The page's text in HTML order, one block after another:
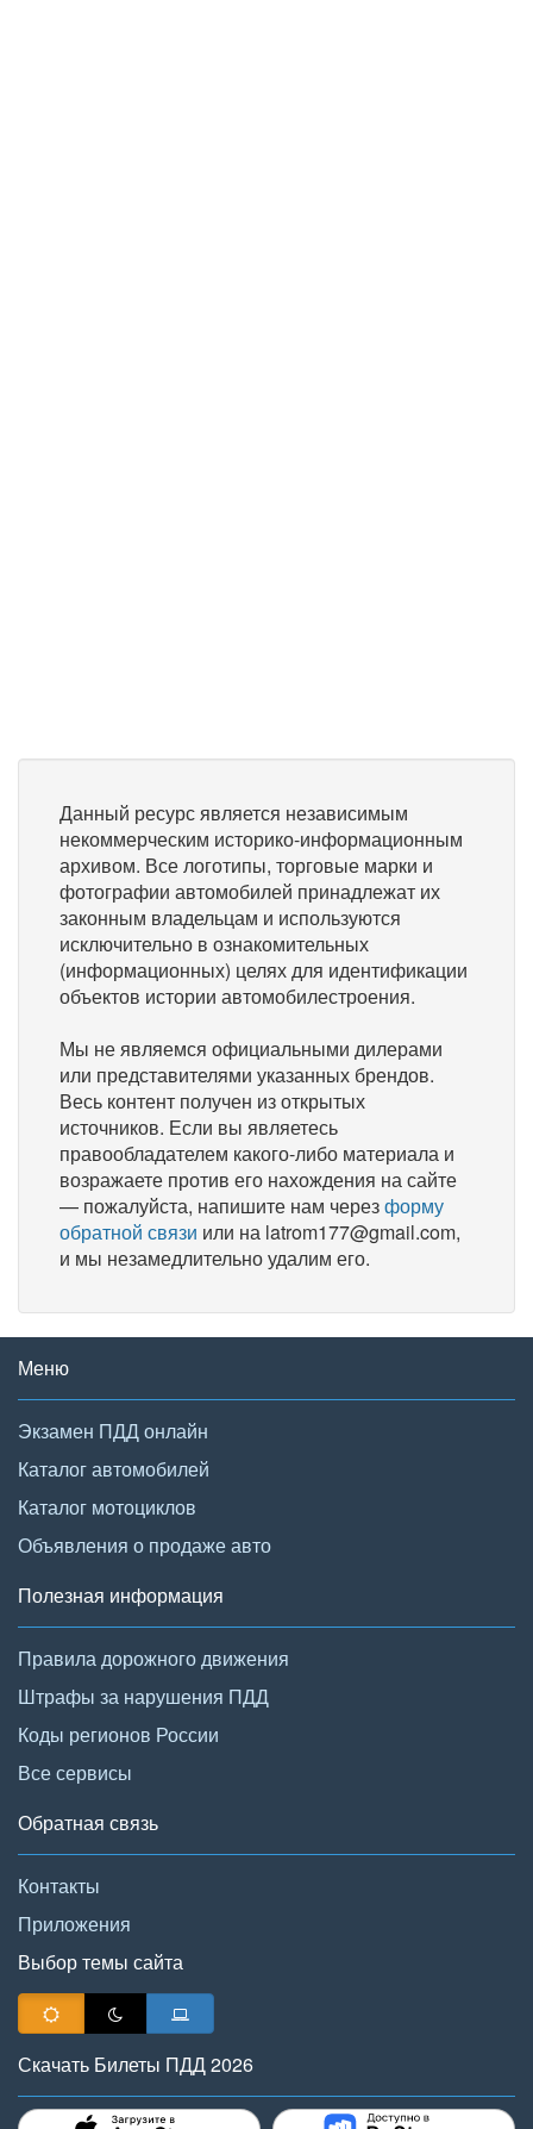
Данный ресурс является независимым
некоммерческим историко-информационным
архивом. Все логотипы, торговые марки и
фотографии автомобилей принадлежат их
законным владельцам и используются
исключительно в ознакомительных
(информационных) целях для идентификации
объектов истории автомобилестроения.
Мы не являемся официальными дилерами
или представителями указанных брендов.
Весь контент получен из открытых
источников. Если вы являетесь
правообладателем какого-либо материала и
возражаете против его нахождения на сайте
— пожалуйста, напишите нам черезформу
обратной связи или на latrom177@gmail.com,
и мы незамедлительно удалим его.
Меню
Экзамен ПДД онлайн
Каталог автомобилей
Каталог мотоциклов
Объявления о продаже авто
Полезная информация
Правила дорожного движения
Штрафы за нарушения ПДД
Коды регионов России
Все сервисы
Обратная связь
Контакты
Приложения
Выбор темы сайта
Скачать Билеты ПДД 2026